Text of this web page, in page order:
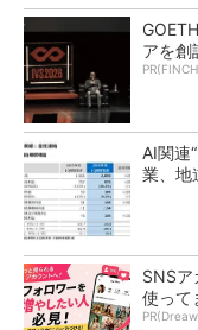
アを創
AI関連
業、地
SNSア
使って